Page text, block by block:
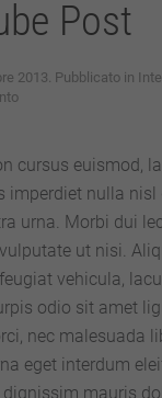
Post
2013. Pubblicato in
su
cursus euismod,
imperdiet nulla nisl
urna. Morbi dui
ut nisi.
vehicula,
odio sit amet
nec malesuada
eget interdum
mauris